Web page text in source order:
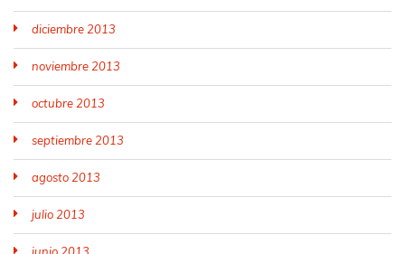
diciembre 2013
noviembre 2013
octubre 2013
septiembre 2013
agosto 2013
julio 2013
junio 2013